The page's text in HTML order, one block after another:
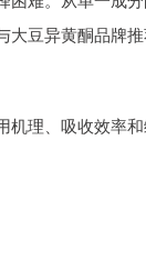
豆异黄酮品牌
理、吸收效率